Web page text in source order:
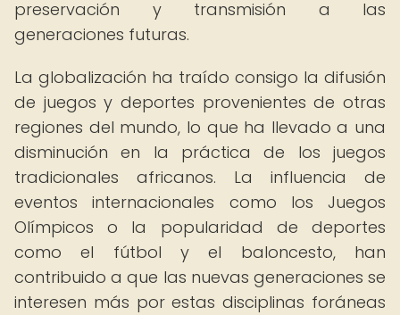
preservación y transmisión a las
generaciones futuras.
La globalización ha traído consigo la difusión
de juegos y deportes provenientes de otras
regiones del mundo, lo que ha llevado a una
disminución en la práctica de los juegos
tradicionales africanos. La influencia de
eventos internacionales como los Juegos
Olímpicos o la popularidad de deportes
como el fútbol y el baloncesto, han
contribuido a que las nuevas generaciones se
interesen más por estas disciplinas foráneas